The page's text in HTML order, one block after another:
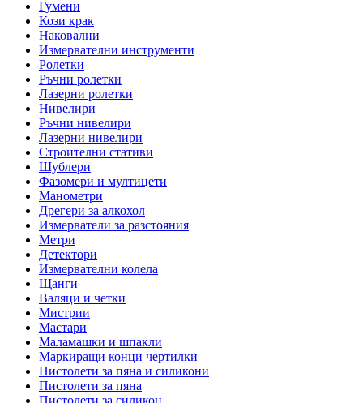
Гумени
Кози крак
Наковални
Измервателни инструменти
Ролетки
Ръчни ролетки
Лазерни ролетки
Нивелири
Ръчни нивелири
Лазерни нивелири
Строителни стативи
Шублери
Фазомери и мултицети
Манометри
Дрегери за алкохол
Измерватели за разстояния
Метри
Детектори
Измервателни колела
Щанги
Валяци и четки
Мистрии
Мастари
Маламашки и шпакли
Маркиращи конци чертилки
Пистолети за пяна и силикони
Пистолети за пяна